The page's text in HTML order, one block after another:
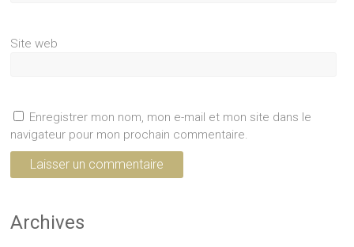
Site web
Enregistrer mon nom, mon e-mail et mon site dans le
navigateur pour mon prochain commentaire.
Archives